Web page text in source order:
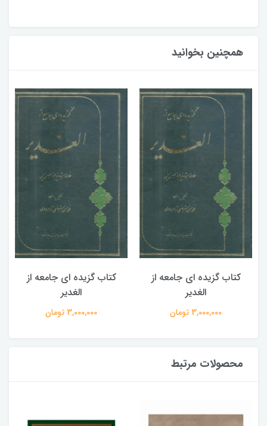
همچنین بخوانید
کتاب گزیده ای جامعه از
الغدیر
3,000,000 تومان
کتاب گزیده ای جامعه از
الغدیر
3,000,000 تومان
محصولات مرتبط